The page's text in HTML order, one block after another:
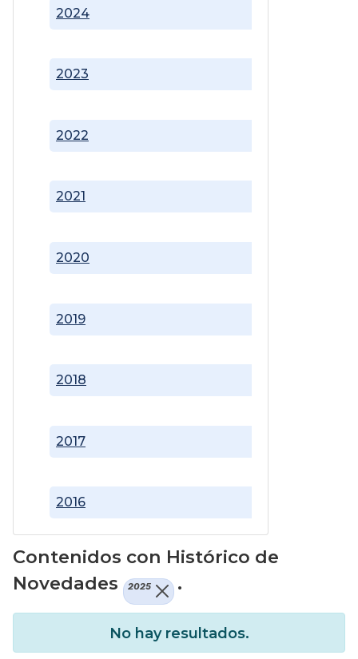
2016
2017
2018
2019
2020
2021
2022
2023
2024
Contenidos con Histórico de
Novedades
2025 .
No hay resultados.